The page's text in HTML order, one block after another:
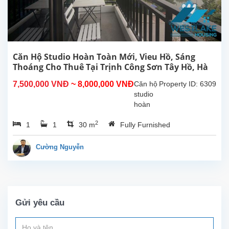
thiết bị,
nội
thất...
Căn Hộ Studio Hoàn Toàn Mới, Vieu Hồ, Sáng
Thoáng Cho Thuê Tại Trịnh Công Sơn Tây Hồ, Hà
7,500,000 VNĐ ~ 8,000,000 VNĐ Property ID: 6309
Căn hộ
studio
hoàn
mới tại
Trịnh
hoạt
1 1 30 m2 Fully Furnished
Cường Nguyễn
Gửi yêu cầu